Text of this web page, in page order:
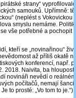
strany“
samouků. Upřímně:
(neplést s Vokovickou
smyslu nemáme.
vše potřebné a pochopit
kteří se „novinařinou“
až příliš okatě
konferencí, např.
2018. Naivita, ba
novináři nevědí o
počítačů, nemají šanci
to prosté: „Vo tom to je.“)